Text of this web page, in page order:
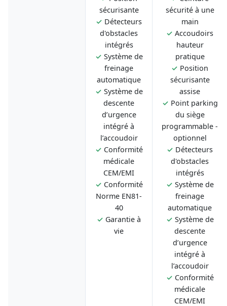
sécurisante
✓ Détecteurs
d'obstacles
intégrés
✓ Système de
freinage
automatique
✓ Système de
descente
d’urgence
intégré à
l’accoudoir
✓ Conformité
médicale
CEM/EMI
✓ Conformité
Norme EN81-
40
✓ Garantie à
vie
sécurité à une
main
✓ Accoudoirs
hauteur
pratique
✓ Position
sécurisante
assise
✓ Point parking
du siège
programmable -
optionnel
✓ Détecteurs
d'obstacles
intégrés
✓ Système de
freinage
automatique
✓ Système de
descente
d’urgence
intégré à
l’accoudoir
✓ Conformité
médicale
CEM/EMI